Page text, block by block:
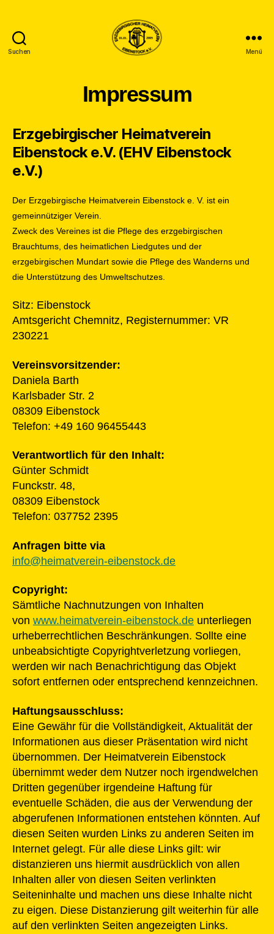
Suchen
Eibenstock
Menü
Impressum
Erzgebirgischer Heimatverein
Eibenstock e.V. (EHV Eibenstock
e.V.)
Der Erzgebirgische Heimatverein Eibenstock e. V. ist ein
gemeinnütziger Verein.
Zweck des Vereines ist die Pflege des erzgebirgischen
Brauchtums, des heimatlichen Liedgutes und der
erzgebirgischen Mundart sowie die Pflege des Wanderns und
die Unterstützung des Umweltschutzes.
Sitz: Eibenstock
Amtsgericht Chemnitz, Registernummer: VR
230221
Vereinsvorsitzender:
Daniela Barth
Karlsbader Str. 2
08309 Eibenstock
Telefon: +49 160 96455443
Verantwortlich für den Inhalt:
Günter Schmidt
Funckstr. 48,
08309 Eibenstock
Telefon: 037752 2395
Anfragen bitte via
info@heimatverein-eibenstock.de
Copyright:
Sämtliche Nachnutzungen von Inhalten
von www.heimatverein-eibenstock.de unterliegen
urheberrechtlichen Beschränkungen. Sollte eine
unbeabsichtigte Copyrightverletzung vorliegen,
werden wir nach Benachrichtigung das Objekt
sofort entfernen oder entsprechend kennzeichnen.
Haftungsausschluss:
Eine Gewähr für die Vollständigkeit, Aktualität der
Informationen aus dieser Präsentation wird nicht
übernommen. Der Heimatverein Eibenstock
übernimmt weder dem Nutzer noch irgendwelchen
Dritten gegenüber irgendeine Haftung für
eventuelle Schäden, die aus der Verwendung der
abgerufenen Informationen entstehen könnten. Auf
diesen Seiten wurden Links zu anderen Seiten im
Internet gelegt. Für alle diese Links gilt: wir
distanzieren uns hiermit ausdrücklich von allen
Inhalten aller von diesen Seiten verlinkten
Seiteninhalte und machen uns diese Inhalte nicht
zu eigen. Diese Distanzierung gilt weiterhin für alle
auf den verlinkten Seiten angezeigten Links.